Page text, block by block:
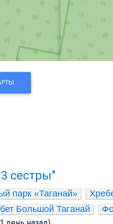
сестры"
парк «Таганай»
Большой Таганай